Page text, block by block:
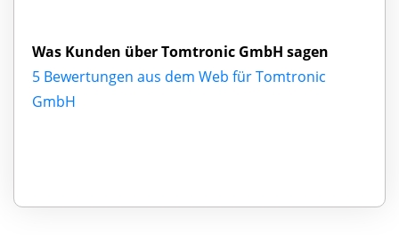
Was Kunden über Tomtronic GmbH sagen
5 Bewertungen aus dem Web für Tomtronic
GmbH